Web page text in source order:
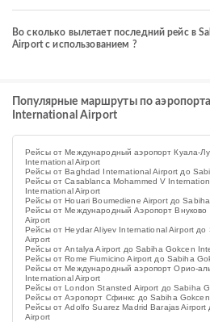
Во сколько вылетает последний рейс в
Airport с использованием ?
Популярные маршруты по
International Airport
Рейсы от Международный аэропорт Куала-
International Airport
Рейсы от Baghdad International Airport до
Рейсы от Casablanca Mohammed V
International Airport
Рейсы от Houari Boumediene Airport до
Рейсы от Международный Аэропорт
Airport
Рейсы от Heydar Aliyev International Airport
Airport
Рейсы от Antalya Airport до Sabiha Gokcen
Рейсы от Rome Fiumicino Airport до Sabiha
Рейсы от Международный аэропорт Орио-
International Airport
Рейсы от London Stansted Airport до Sabiha
Рейсы от Аэропорт Сфинкс до Sabiha
Рейсы от Adolfo Suarez Madrid Barajas
Airport